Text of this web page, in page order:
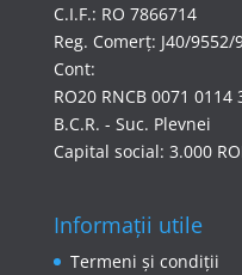
C.I.F.: RO 7866714
Reg. Comerț: J40/9552/
Cont:
RO20 RNCB 0071 0114
B.C.R. - Suc. Plevnei
Capital social: 3.000
Informații utile
Termeni și condiții